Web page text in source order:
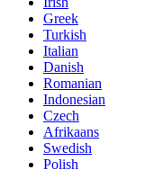
Greek
Turkish
Italian
Danish
Romanian
Indonesian
Czech
Afrikaans
Swedish
Polish